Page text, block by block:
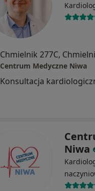
Chmielnik 277C,
Centrum Medyczne Niwa
Konsultacja
Niwa